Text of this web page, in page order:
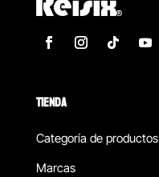
TIENDA
Categoría de productos
Marcas